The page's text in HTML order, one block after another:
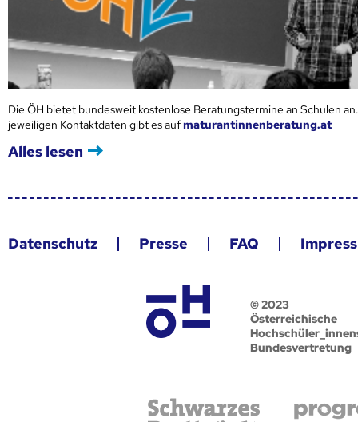
Die ÖH bietet bundesweit kostenlose Beratungstermine an Schulen
jeweiligen Kontaktdaten gibt es aufmaturantinnenberatung.at
Alles lesen
Datenschutz Presse FAQ
© 2023
Österreichische
Bundesvertretung